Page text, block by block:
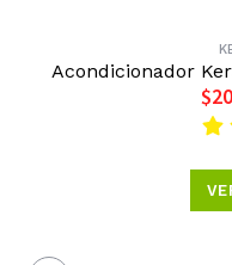
Acondicionador